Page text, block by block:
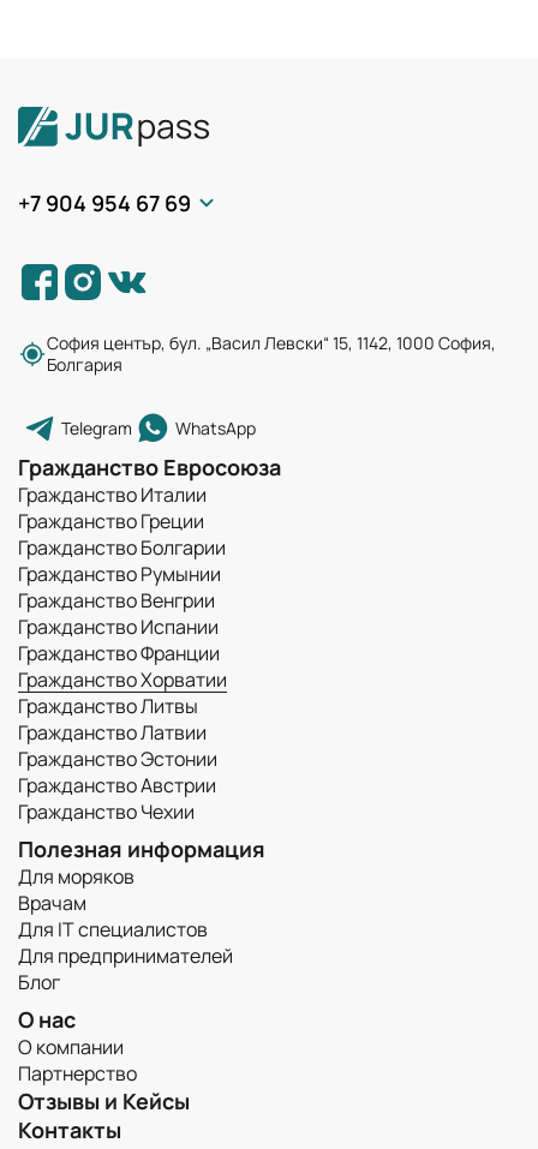
+7 904 954 67 69
София център, бул. „Васил Левски“ 15, 1142, 1000 София,
Болгария
Telegram WhatsApp
Гражданство Евросоюза
Гражданство Италии
Гражданство Греции
Гражданство Болгарии
Гражданство Румынии
Гражданство Венгрии
Гражданство Испании
Гражданство Франции
Гражданство Хорватии
Гражданство Литвы
Гражданство Латвии
Гражданство Эстонии
Гражданство Австрии
Гражданство Чехии
Полезная информация
Для моряков
Врачам
Для IT специалистов
Для предпринимателей
Блог
О нас
О компании
Партнерство
Отзывы и Кейсы
Контакты